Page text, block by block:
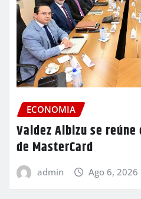
ECONOMIA
Valdez Albizu se
de MasterCard
admin Ago 6, 2026